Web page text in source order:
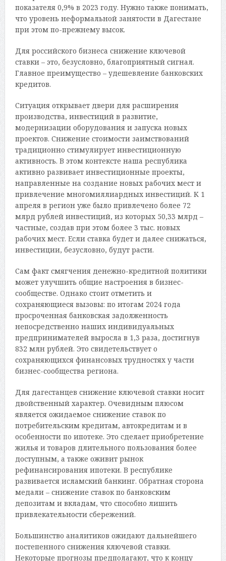
показателя 0,9% в 2023 году. Нужно также понимать,
что уровень неформальной занятости в Дагестане
при этом по-прежнему высок.
Для российского бизнеса снижение ключевой
ставки – это, безусловно, благоприятный сигнал.
Главное преимущество – удешевление банковских
кредитов.
Ситуация открывает двери для расширения
производства, инвестиций в развитие,
модернизации оборудования и запуска новых
проектов. Снижение стоимости заимствований
традиционно стимулирует инвестиционную
активность. В этом контексте наша республика
активно развивает инвестиционные проекты,
направленные на создание новых рабочих мест и
привлечение многомиллиардных инвестиций. К 1
апреля в регион уже было привлечено более 72
млрд рублей инвестиций, из которых 50,33 млрд –
частные, создав при этом более 3 тыс. новых
рабочих мест. Если ставка будет и далее снижаться,
инвестиции, безусловно, будут расти.
Сам факт смягчения денежно-кредитной политики
может улучшить общие настроения в бизнес-
сообществе. Однако стоит отметить и
сохраняющиеся вызовы: по итогам 2024 года
просроченная банковская задолженность
непосредственно наших индивидуальных
предпринимателей выросла в 1,3 раза, достигнув
832 млн руб­лей. Это свидетельствует о
сохраняющихся финансовых трудностях у части
бизнес-сообщества региона.
Для дагестанцев снижение ключевой ставки носит
двойственный характер. Очевидным плюсом
является ожидаемое снижение ставок по
потребительским кредитам, автокредитам и в
особенности по ипотеке. Это сделает приобретение
жилья и товаров длительного пользования более
доступным, а также оживит рынок
рефинансирования ипотеки. В республике
развивается исламский банкинг. Обратная сторона
медали – снижение ставок по банковским
депозитам и вкладам, что способно лишить
привлекательности сбережений.
Большинство аналитиков ожидают дальнейшего
постепенного снижения ключевой ставки.
Некоторые прогнозы предполагают, что к концу